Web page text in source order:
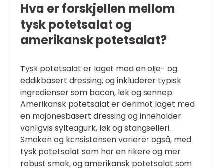
Hva er forskjellen mellom
tysk potetsalat og
amerikansk potetsalat?
Tysk potetsalat er laget med en olje- og
eddikbasert dressing, og inkluderer typisk
ingredienser som bacon, løk og sennep.
Amerikansk potetsalat er derimot laget med
en majonesbasert dressing og inneholder
vanligvis sylteagurk, løk og stangselleri.
Smaken og konsistensen varierer også, med
tysk potetsalat som har en rikere og mer
robust smak, og amerikansk potetsalat som